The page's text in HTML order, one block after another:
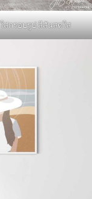
ส่กรอบรูป สีสันสดใส